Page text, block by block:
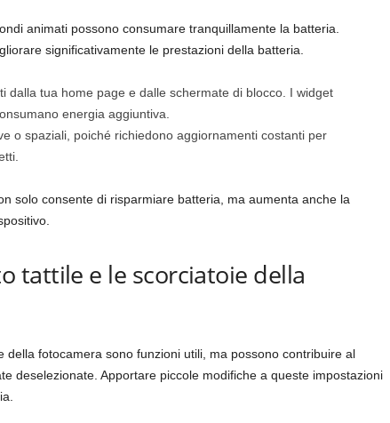
animati possono consumare tranquillamente la batteria.
significativamente le prestazioni della batteria.
dalla tua home page e dalle schermate di blocco. I widget
energia aggiuntiva.
o spaziali, poiché richiedono aggiornamenti costanti per
solo consente di risparmiare batteria, ma aumenta anche la
tattile e le scorciatoie della
della fotocamera sono funzioni utili, ma possono contribuire al
deselezionate. Apportare piccole modifiche a queste impostazioni